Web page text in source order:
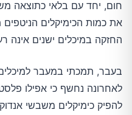
חום, יחד עם בלאי כתוצאה
את כמות הכימיקלים הניטפים
החזקה במיכלים ישנים אינה
בעבר, תמכתי במעבר
לאחרונה נחשף כי אפילו
להפיק כימיקלים משבשי